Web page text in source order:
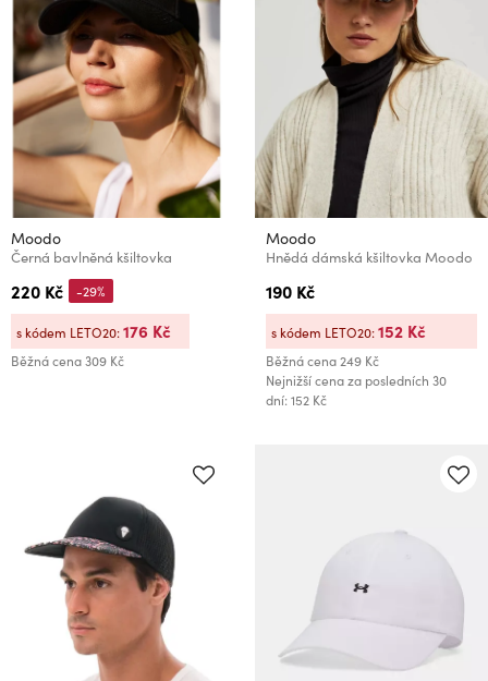
Moodo
Černá bavlněná kšiltovka
220 Kč
Běžná cena309 Kč
-29%
s kódem LETO20:176 Kč
Moodo
Hnědá dámská kšiltovka Moodo
190 Kč
Běžná cena249 Kč
Nejnižší cena za posledních 30
dní: 152 Kč
s kódem LETO20:152 Kč